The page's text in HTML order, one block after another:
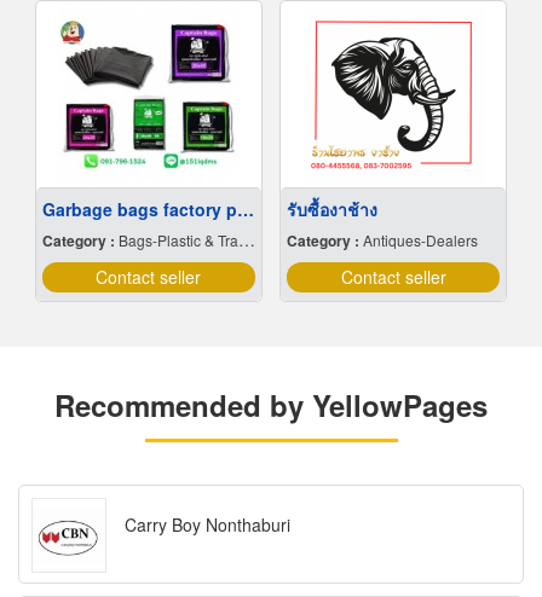
Garbage bags factory price
Category : Bags-Plastic & Transparent
Contact seller
รับซื้องาช้าง
Category : Antiques-Dealers
Contact seller
Recommended by YellowPages
Carry Boy Nonthaburi